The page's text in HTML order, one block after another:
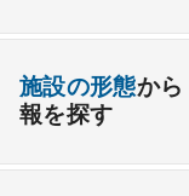
消化器外科
整形外科 形成
開業支援あり
施設の形態から
報を探す